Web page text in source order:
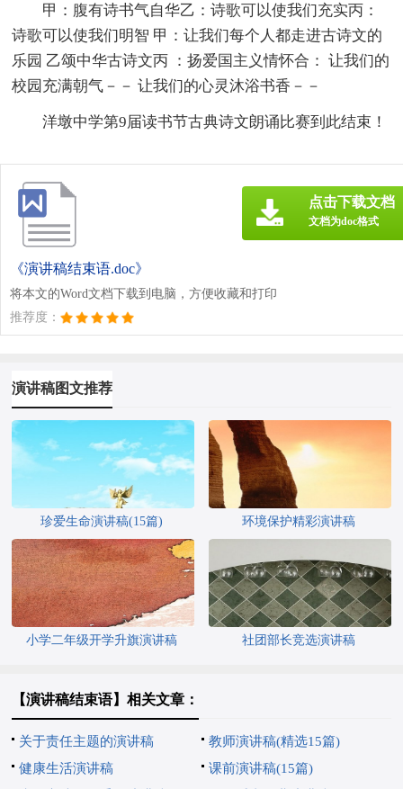
甲：腹有诗书气自华乙：诗歌可以使我们充实丙：
诗歌可以使我们明智 甲：让我们每个人都走进古诗文的
乐园 乙颂中华古诗文丙 ：扬爱国主义情怀合： 让我们的
校园充满朝气－－ 让我们的心灵沐浴书香－－
洋墩中学第9届读书节古典诗文朗诵比赛到此结束！
《演讲稿结束语.doc》
将本文的Word文档下载到电脑，方便收藏和打印
推荐度：
点击下载文档
文档为doc格式
演讲稿图文推荐
珍爱生命演讲稿(15篇) 环境保护精彩演讲稿
小学二年级开学升旗演讲稿 社团部长竞选演讲稿
【演讲稿结束语】相关文章：
关于责任主题的演讲稿
教师演讲稿(精选15篇)
健康生活演讲稿
课前演讲稿(15篇)